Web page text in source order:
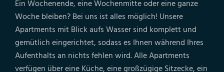
Ein Wochenende, eine Wochenmitte oder eine ganze
Woche bleiben? Bei uns ist alles möglich! Unsere
Apartments mit Blick aufs Wasser sind komplett und
gemütlich eingerichtet, sodass es Ihnen während Ihres
Aufenthalts an nichts fehlen wird. Alle Apartments
verfügen über eine Küche, eine großzügige Sitzecke, ein